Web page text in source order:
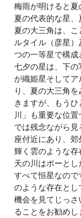
梅雨が明けると夏
夏の代表的な星、
夏の大三角は、
ルタイル（彦星
つの一等星で構成
七夕の星は、下
が織姫星そして
り、夏の大三角
きますが、もう
川」も重要な位
では残念ながら
座付近にあり、
輝く雲のような存
天の川はボーと
すべて恒星なの
のような存在とし
機会を見てじっ
ることをお勧めし